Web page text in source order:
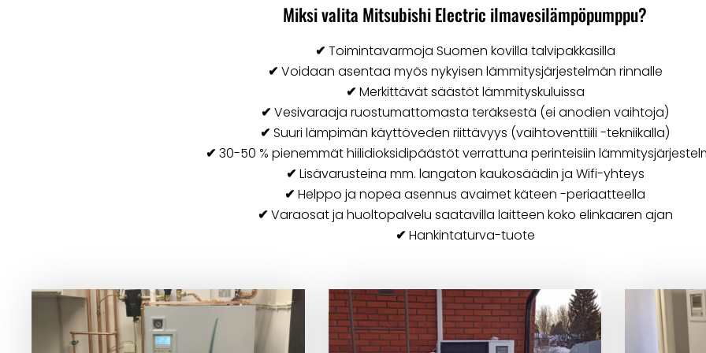
Miksi valita Mitsubishi Electric ilmavesilämpöpumppu?
✔ Toimintavarmoja Suomen kovilla talvipakkasilla
✔ Voidaan asentaa myös nykyisen lämmitysjärjestelmän rinnalle
✔ Merkittävät säästöt lämmityskuluissa
✔ Vesivaraaja ruostumattomasta teräksestä (ei anodien vaihtoja)
✔ Suuri lämpimän käyttöveden riittävyys (vaihtoventtiili -tekniikalla)
✔ 30-50 % pienemmät hiilidioksidipäästöt verrattuna perinteisiin
✔ Lisävarusteina mm. langaton kaukosäädin ja Wifi-yhteys
✔ Helppo ja nopea asennus avaimet käteen -periaatteella
✔ Varaosat ja huoltopalvelu saatavilla laitteen koko elinkaaren ajan
✔ Hankintaturva-tuote